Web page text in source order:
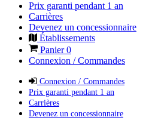
Prix garanti pendant 1 an
Carrières
Devenez un concessionnaire
Établissements
Panier0
Connexion / Commandes
Connexion / Commandes
Prix garanti pendant 1 an
Carrières
Devenez un concessionnaire